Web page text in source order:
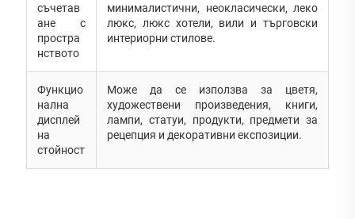
съчетав
ане с
простра
нството
минималистични, неокласически, леко
люкс, люкс хотели, вили и търговски
интериорни стилове.
Функцио
нална
дисплей
на
стойност
Може да се използва за цветя,
художествени произведения, книги,
лампи, статуи, продукти, предмети за
рецепция и декоративни експозиции.